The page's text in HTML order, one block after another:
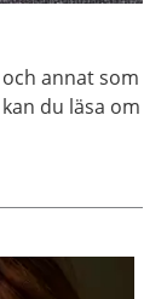
annat som
du läsa om